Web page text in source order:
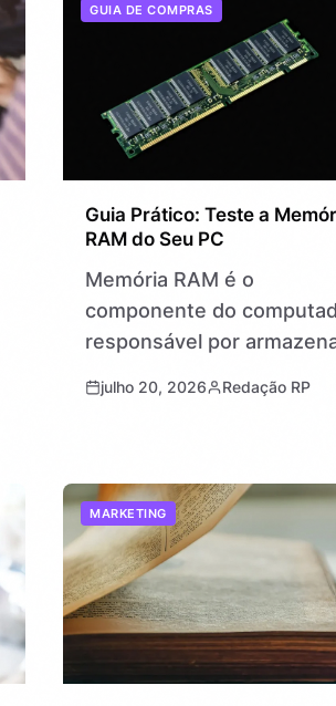
garantir imagens mais
GUIA DE COMPRAS
Guia Prático: Teste a
RAM do Seu PC
Memória RAM é o
componente do
responsável por
o sistema operacional e
execução. Ela é essencial
para a velocidade e…
julho 20, 2026 Redação RP
MARKETING